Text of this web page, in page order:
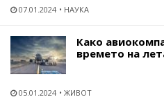
07.01.2024 НАУКА
Како
времето на
05.01.2024 ЖИВОТ